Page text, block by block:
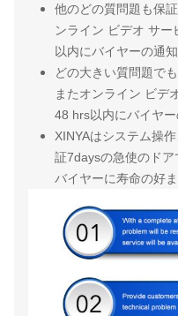
他のどの質問題も保
ンライン ビデオ サ
以内にバイヤーの通
どの大きい質問題で
またオンライン ビデ
48 hrs以内にバイヤー
XINYAはシステム操
証7daysの急使のド
バイヤーに寿命の好